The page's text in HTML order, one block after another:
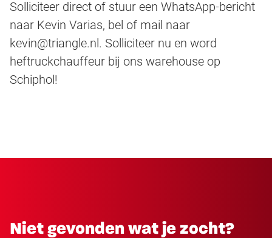
Solliciteer direct of stuur een WhatsApp-bericht
naar Kevin Varias, bel of mail naar
kevin@triangle.nl. Solliciteer nu en word
heftruckchauffeur bij ons warehouse op
Schiphol!
Niet gevonden wat je zocht?